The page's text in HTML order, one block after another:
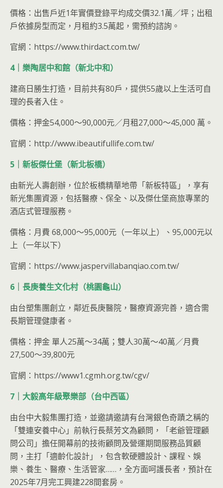
價格：出售戶近1年實價登錄平均成交價32.1萬／坪；出租
戶依據房型而定，月租約3.5萬起，需預約諮詢。
官網：https://www.thirdact.com.tw/
4｜樂陶居中和館（新北中和）
建商日勝生打造，目前共有80戶，提供55歲以上生活可自
理的長者入住。
價格：押金54,000～90,000元／月租27,000～45,000 萬。
官網：http://www.ibeautifullife.com.tw/
5｜新板傑仕堡（新北板橋）
由新光人壽創辦，位於板橋精華地帶「新板特區」，享有
新光集團資源，包括醫療、保全、以及傑仕堡商旅專業的
酒店式管理服務。
價格：月費 68,000～95,000元（一年以上）、95,000元以
上（一年以下）
官網：https://www.jaspervillabanqiao.com.tw/
6｜長庚養生文化村（桃園龜山）
由台塑集團創立，鄰近長庚醫院，醫療資源完善，適合需
長期管理健康者。
價格：押金 單人25萬～34萬；雙人30萬～40萬／月費
27,500～39,800元
官網：https://www1.cgmh.org.tw/cgv/
7｜大毅高年級聚樂部（台中西區）
由台中大毅集團打造，並邀請邀請有台灣銀色奇蹟之稱的
「雙連安養中心」前執行長蔡芳文為顧問，「老爺管理顧
問公司」擔任開幕前的技術顧問及營運期間服務品質顧
問，主打「適齡化設計」，包含軟硬體設計、課程、娛
樂、養生、醫療、生活管家……，全方面呵護長者，預計在
2025年7月完工興建228間套房。